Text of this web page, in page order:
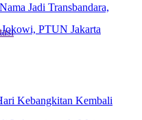
Jadi Transbandara,
PTUN Jakarta
Kebangkitan Kembali